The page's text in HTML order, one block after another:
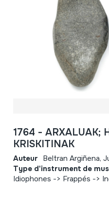
1764 - ARXALUAK;
KRISKITINAK
Auteur Beltran Argiñena,
Type d'instrument de
Idiophones -> Frappés ->